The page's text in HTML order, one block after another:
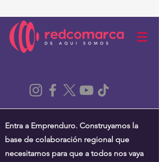
Entra a Emprenduro. Construyamos la
base de colaboración regional que
necesitamos para que a todos nos vaya